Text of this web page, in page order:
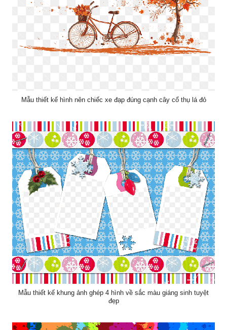
Mẫu thiết kế hình nên chiếc xe đạp đúng cạnh cây cổ thụ lá đỏ
Mẫu thiết kế khung ảnh ghép 4 hình về sắc màu giáng sinh tuyệt
đẹp